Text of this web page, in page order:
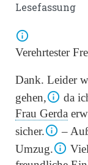
Lesefassung
Verehrtester
Dank. Leider
gehen,
da
Frau Gerda
sicher.
–
Umzug.